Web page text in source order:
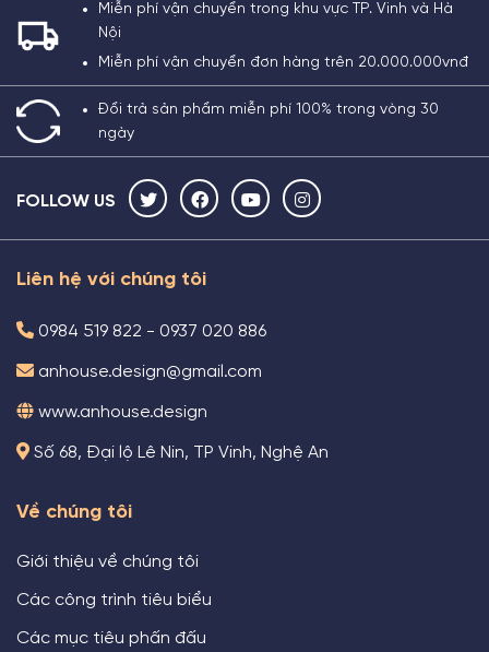
Miễn phí vận chuyển trong khu vực TP. Vinh và Hà
Nội
Miễn phí vận chuyển đơn hàng trên 20.000.000vnđ
Đổi trả sản phẩm miễn phí 100% trong vòng 30
ngày
FOLLOW US
Liên hệ với chúng tôi
0984 519 822 - 0937 020 886
anhouse.design@gmail.com
www.anhouse.design
Số 68, Đại lộ Lê Nin, TP Vinh, Nghệ An
Về chúng tôi
Giới thiệu về chúng tôi
Các công trình tiêu biểu
Các mục tiêu phấn đấu